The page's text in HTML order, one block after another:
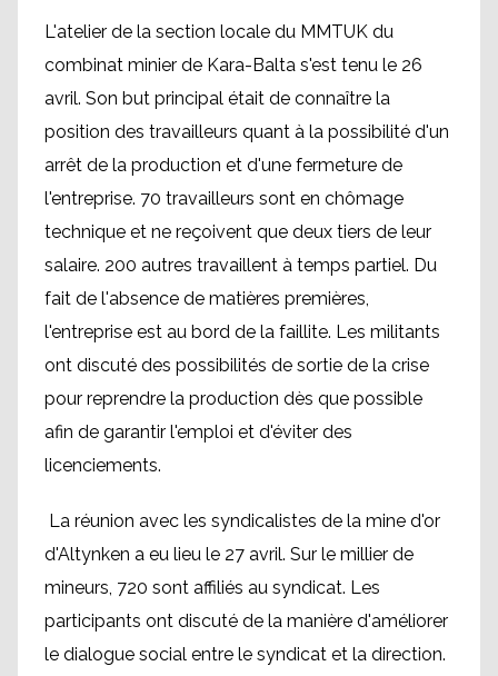
L'atelier de la section locale du MMTUK du
combinat minier de Kara-Balta s'est tenu le 26
avril. Son but principal était de connaître la
position des travailleurs quant à la possibilité d'un
arrêt de la production et d'une fermeture de
l'entreprise. 70 travailleurs sont en chômage
technique et ne reçoivent que deux tiers de leur
salaire. 200 autres travaillent à temps partiel. Du
fait de l'absence de matières premières,
l'entreprise est au bord de la faillite. Les militants
ont discuté des possibilités de sortie de la crise
pour reprendre la production dès que possible
afin de garantir l'emploi et d'éviter des
licenciements.
La réunion avec les syndicalistes de la mine d'or
d'Altynken a eu lieu le 27 avril. Sur le millier de
mineurs, 720 sont affiliés au syndicat. Les
participants ont discuté de la manière d'améliorer
le dialogue social entre le syndicat et la direction.